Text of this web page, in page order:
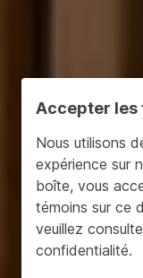
Accepter les
Nous utilisons
expérience sur
boîte, vous
témoins sur ce
veuillez
confidentialité.